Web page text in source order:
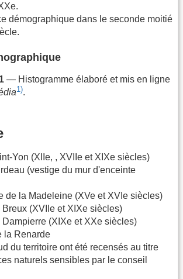
démographique dans le seconde moitié
— Histogramme élaboré et mis en ligne
1).
Yon (XIIe, , XVIIe et XIXe siècles)
(vestige du mur d'enceinte
de la Madeleine (XVe et XVIe siècles)
Breux (XVIIe et XIXe siècles)
Dampierre (XIXe et XXe siècles)
la Renarde
du territoire ont été recensés au titre
naturels sensibles par le conseil